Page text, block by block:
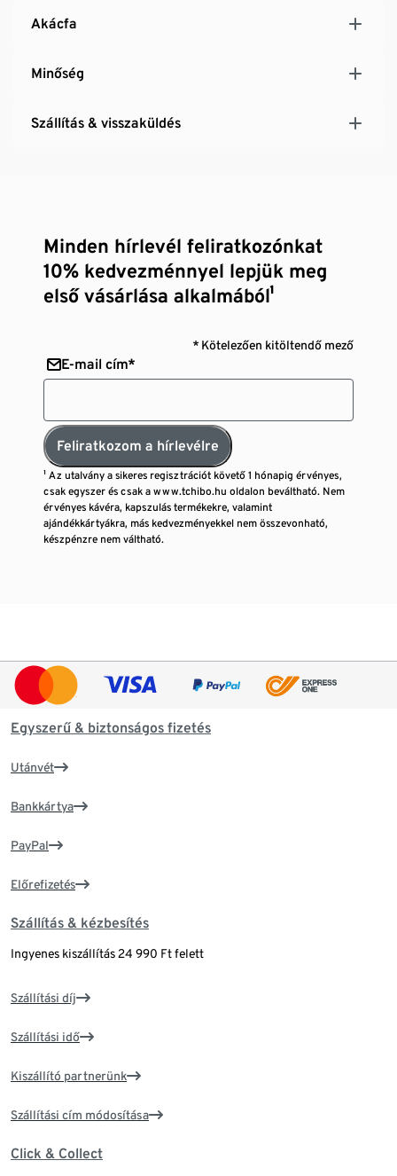
Akácfa
Minőség
Szállítás & visszaküldés
Minden hírlevél feliratkozónkat
10% kedvezménnyel lepjük meg
első vásárlása alkalmából¹
* Kötelezően kitöltendő mező
E-mail cím*
Feliratkozom a hírlevélre
¹ Az utalvány a sikeres regisztrációt követő 1 hónapig érvényes,
csak egyszer és csak a www.tchibo.hu oldalon beváltható. Nem
érvényes kávéra, kapszulás termékekre, valamint
ajándékkártyákra, más kedvezményekkel nem összevonható,
készpénzre nem váltható.
Egyszerű & biztonságos fizetés
Utánvét
Bankkártya
PayPal
Előrefizetés
Szállítás & kézbesítés
Ingyenes kiszállítás 24 990 Ft felett
Szállítási díj
Szállítási idő
Kiszállító partnerünk
Szállítási cím módosítása
Click & Collect